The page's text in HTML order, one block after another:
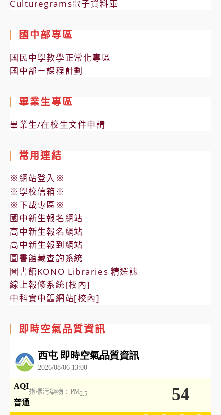
Culturegrams電子資料庫
國中部專區
國民中學教學正常化專區
國中部－課程計劃
畢業生專區
畢業生/在校生文件申請
常用連結
※網站登入※
※學校信箱※
※下載專區※
國中新生報名網站
高中新生報名網站
高中新生報到網站
圖書館藏查詢系統
圖書館KONO Libraries 精選誌
線上報修系統[校內]
中科實中舊網站[校內]
即時空氣品質資訊